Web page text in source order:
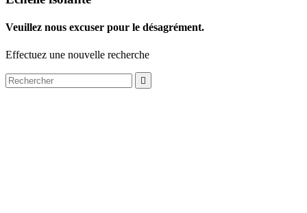
Veuillez nous excuser pour le désagrément.
Effectuez une nouvelle recherche
